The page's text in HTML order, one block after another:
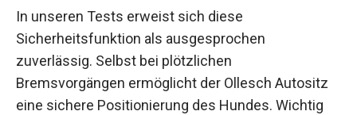
In unseren Tests erweist sich diese
Sicherheitsfunktion als ausgesprochen
zuverlässig. Selbst bei plötzlichen
Bremsvorgängen ermöglicht der Ollesch Autositz
eine sichere Positionierung des Hundes. Wichtig